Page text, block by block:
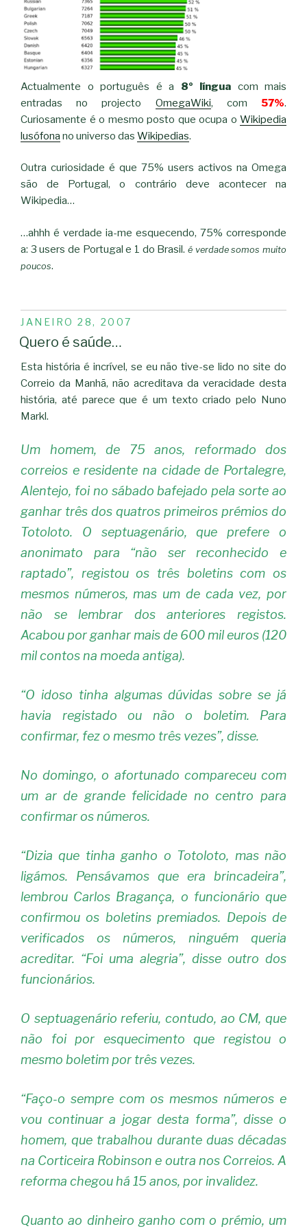
Actualmente o português é a 8º língua com mais
entradas no projecto OmegaWiki, com57%.
Curiosamente é o mesmo posto que ocupa o Wikipedia
lusófona no universo das Wikipedias.
Outra curiosidade é que 75% users activos na Omega
são de Portugal, o contrário deve acontecer na
Wikipedia…
…ahhh é verdade ia-me esquecendo, 75% corresponde
a: 3 users de Portugal e 1 do Brasil. é verdade somos muito
poucos.
PUBLICADO
EM
JANEIRO 28, 2007
Quero é saúde…
Esta história é incrível, se eu não tive-se lido no site do
Correio da Manhã, não acreditava da veracidade desta
história, até parece que é um texto criado pelo Nuno
Markl.
Um homem, de 75 anos, reformado dos
correios e residente na cidade de Portalegre,
Alentejo, foi no sábado bafejado pela sorte ao
ganhar três dos quatros primeiros prémios do
Totoloto. O septuagenário, que prefere o
anonimato para “não ser reconhecido e
raptado”, registou os três boletins com os
mesmos números, mas um de cada vez, por
não se lembrar dos anteriores registos.
Acabou por ganhar mais de 600 mil euros (120
mil contos na moeda antiga).
“O idoso tinha algumas dúvidas sobre se já
havia registado ou não o boletim. Para
confirmar, fez o mesmo três vezes”, disse.
No domingo, o afortunado compareceu com
um ar de grande felicidade no centro para
confirmar os números.
“Dizia que tinha ganho o Totoloto, mas não
ligámos. Pensávamos que era brincadeira”,
lembrou Carlos Bragança, o funcionário que
confirmou os boletins premiados. Depois de
verificados os números, ninguém queria
acreditar. “Foi uma alegria”, disse outro dos
funcionários.
O septuagenário referiu, contudo, ao CM, que
não foi por esquecimento que registou o
mesmo boletim por três vezes.
“Faço-o sempre com os mesmos números e
vou continuar a jogar desta forma”, disse o
homem, que trabalhou durante duas décadas
na Corticeira Robinson e outra nos Correios. A
reforma chegou há 15 anos, por invalidez.
Quanto ao dinheiro ganho com o prémio, um